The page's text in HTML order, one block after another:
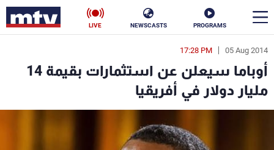
PROGRAMS
NEWSCASTS
LIVE
05 Aug 2014
17:28 PM
أوباما سيعلن عن استثمارات بقيمة 14
مليار دولار في أفريقيا
en
الأخبار
سياسة ناس
فن